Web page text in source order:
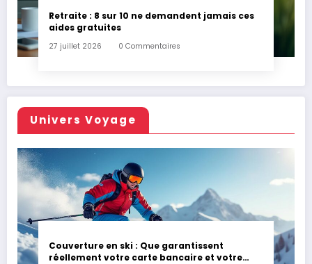
Retraite : 8 sur 10 ne demandent jamais ces
aides gratuites
27 juillet 2026 0 Commentaires
Univers Voyage
Couverture en ski : Que garantissent
réellement votre carte bancaire et votre